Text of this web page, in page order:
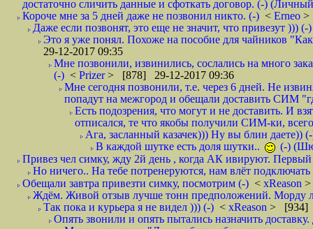
достаточно сличить данные и сфоткать договор. (-)
Короче мне за 5 дней даже не позвонил никто. (-) < Erneo >
Даже если позвонят, это еще не значит, что привезут ))) (-)
Это я уже понял. Похоже на пособие для чайников
29-12-2017 09:35
Мне позвонили, извинились, сослались на много
(-) < Prizer> [878] 29-12-2017 09:36
Мне сегодня позвонили, т.е. через 6 дней. Не
попадут на межгород и обещали доставить СИМ
Есть подозрения, что могут и не доставить. И
отписался, те что якобы получили СИМ-ки,
Ага, засланный казачек))) Ну вы блин даете))
В каждой шутке есть доля шутки..
(-)
Привез чел симку, жду 2й день , когда АК ивируют. Первый
Но ничего.. На тебе потренеруются, нам влёт подключать
Обещали завтра привезти симку, посмотрим (-) < xReason
Ждём. Живой отзыв лучше тонн предположений. Морду
Так пока и курьера я не видел ))) (-) < xReason > [934]
Опять звонили и опять пытались назначить